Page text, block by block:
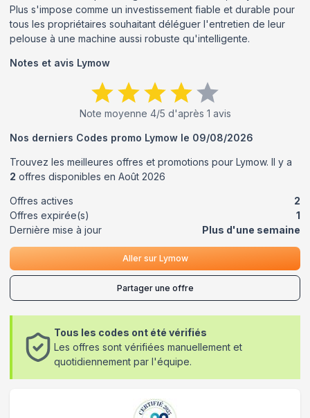
Plus s'impose comme un investissement fiable et durable pour
tous les propriétaires souhaitant déléguer l'entretien de leur
pelouse à une machine aussi robuste qu'intelligente.
Notes et avis Lymow
Note moyenne 4/5 d'après 1 avis
Nos derniers Codes promo Lymow le 09/08/2026
Trouvez les meilleures offres et promotions pour Lymow. Il y a
2 offres disponibles en Août 2026
Offres actives
2
Offres expirée(s)
1
Dernière mise à jour
Plus d'une semaine
Aller sur Lymow
Partager une offre
Tous les codes ont été vérifiés
Les offres sont vérifiées manuellement et
quotidiennement par l'équipe.